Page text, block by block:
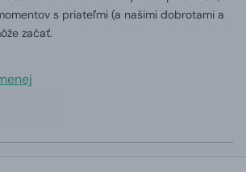
s priateľmi (a našimi dobrotami a
začať.